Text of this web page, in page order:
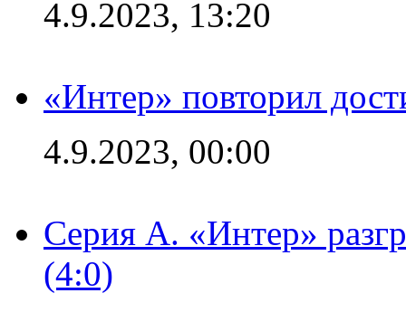
4.9.2023, 13:20
«Интер» повторил
4.9.2023, 00:00
Серия А. «Интер»
(4:0)